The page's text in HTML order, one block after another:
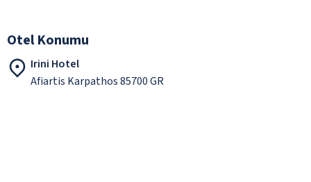
Otel Konumu
Irini Hotel
Afiartis Karpathos 85700 GR